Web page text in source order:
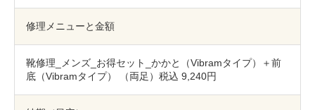
採用情報
修理メニューと金額
靴修理_メンズ_お得セット_かかと（Vibramタイプ）＋前
底（Vibramタイプ） （両足）税込 9,240円